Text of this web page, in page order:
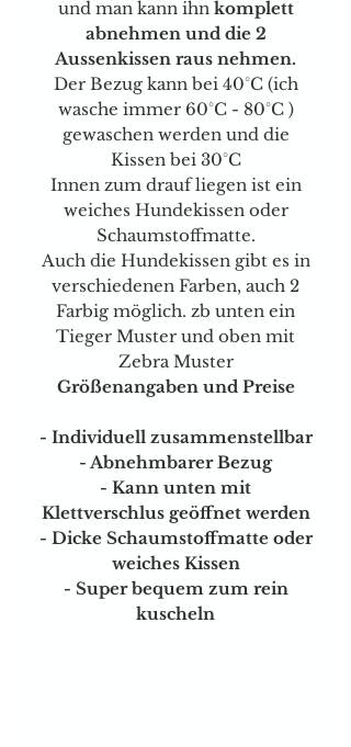
und man kann ihnkomplett
abnehmen und die 2
Aussenkissen raus nehmen.
Der Bezug kann bei 40°C (ich
wasche immer 60°C - 80°C )
gewaschen werden und die
Kissen bei 30°C
Innen zum drauf liegen ist ein
weiches Hundekissen oder
Schaumstoffmatte.
Auch die Hundekissen gibt es in
verschiedenen Farben, auch 2
Farbig möglich. zb unten ein
Tieger Muster und oben mit
Zebra Muster
Größenangaben und Preise
- Individuell zusammenstellbar
- Abnehmbarer Bezug
- Kann unten mit
Klettverschlus geöffnet werden
- Dicke Schaumstoffmatte oder
weiches Kissen
- Super bequem zum rein
kuscheln